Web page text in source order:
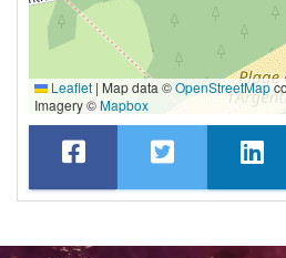
Leaflet | Map data ©OpenStreetMap
Imagery ©Mapbox